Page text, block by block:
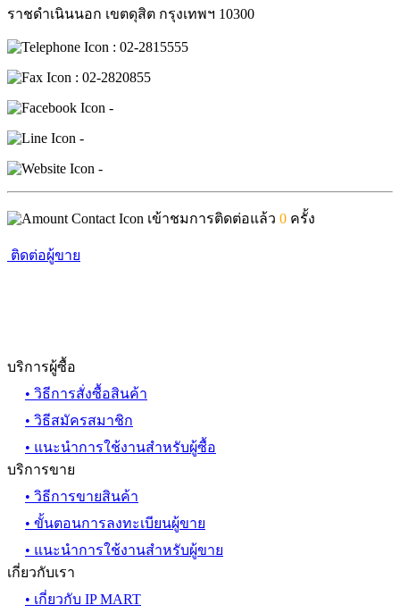
ราชดำเนินนอก เขตดุสิต กรุงเทพฯ 10300
: 02-2815555
: 02-2820855
-
-
-
เข้าชมการติดต่อแล้ว 0 ครั้ง
ติดต่อผู้ขาย
บริการผู้ซื้อ
• วิธีการสั่งซื้อสินค้า
• วิธีสมัครสมาชิก
• แนะนำการใช้งานสำหรับผู้ซื้อ
บริการขาย
• วิธีการขายสินค้า
• ขั้นตอนการลงทะเบียนผู้ขาย
• แนะนำการใช้งานสำหรับผู้ขาย
เกี่ยวกับเรา
• เกี่ยวกับ IP MART